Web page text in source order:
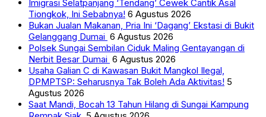
Imigrasi Selatpanjang ‘Tendang’ Cewek Cantik Asal
Tiongkok, Ini Sebabnya! 6 Agustus 2026
Bukan Jualan Makanan, Pria Ini ‘Dagang’ Ekstasi di Bukit
Gelanggang Dumai 6 Agustus 2026
Polsek Sungai Sembilan Ciduk Maling Gentayangan di
Nerbit Besar Dumai 6 Agustus 2026
Usaha Galian C di Kawasan Bukit Mangkol Ilegal,
DPMPTSP: Seharusnya Tak Boleh Ada Aktivitas! 5
Agustus 2026
Saat Mandi, Bocah 13 Tahun Hilang di Sungai Kampung